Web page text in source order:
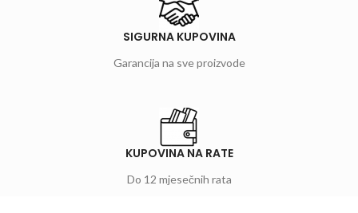
SIGURNA KUPOVINA
Garancija na sve proizvode
KUPOVINA NA RATE
Do 12 mjesečnih rata